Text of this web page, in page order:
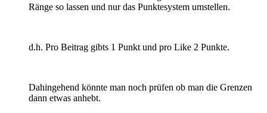
Ränge so lassen und nur das Punktesystem umstellen.
d.h. Pro Beitrag gibts 1 Punkt und pro Like 2 Punkte.
Dahingehend könnte man noch prüfen ob man die Grenzen
dann etwas anhebt.